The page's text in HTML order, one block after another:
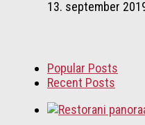
13. september
Popular Posts
Recent Posts